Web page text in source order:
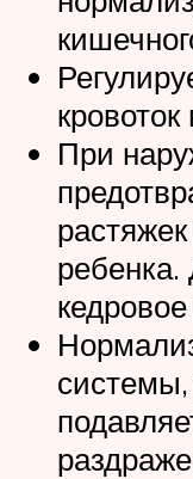
При
ребенка.
системы,